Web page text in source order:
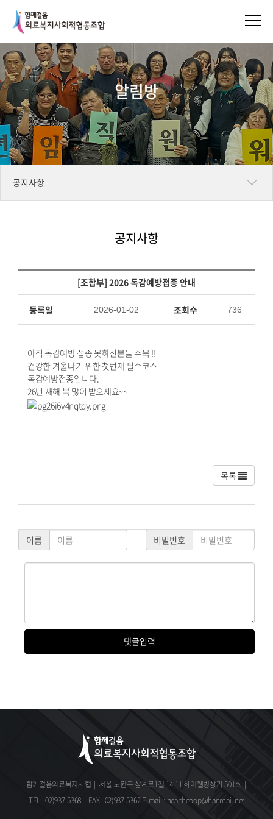
알림방
공지사항
공지사항
[조합부] 2026 독감예방접종 안내
등록일 2026-01-02 조회수 736
아직 독감예방 접종 못하신분들 주목 !!
건강한 겨울나기 위한 첫번재 필수코스
독감예방접종입니다.
26년 새해 복 많이 받으세요~~
목록
이름 비밀번호
댓글입력
함께걸음의료복지사협 | 서울 노원구 상계로1길 14-11 하이웰빙상가 501호 |
TEL : 02)937-5368 | FAX : 02)937-5362 E-mail : healthcoop@hanmail.net